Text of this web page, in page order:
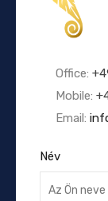
Office:
Mobile:
Email:
Név